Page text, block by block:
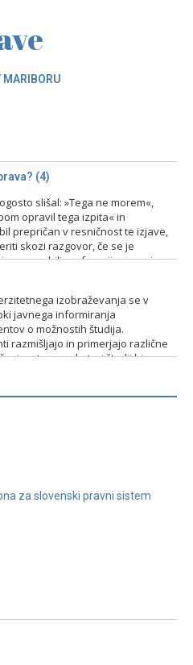
(4)
slišal: »Tega ne morem«,
opravil tega izpita« in
prepričan v resničnost te izjave,
skozi razgovor, če se je
smo bili profesorji pozorni
izobraževanja se v
javnega informiranja
o možnostih študija.
razmišljajo in primerjajo različne
o tem, na kateri študij bi se
za slovenski pravni sistem